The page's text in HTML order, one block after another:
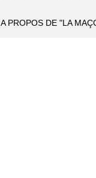
A PROPOS DE "LA